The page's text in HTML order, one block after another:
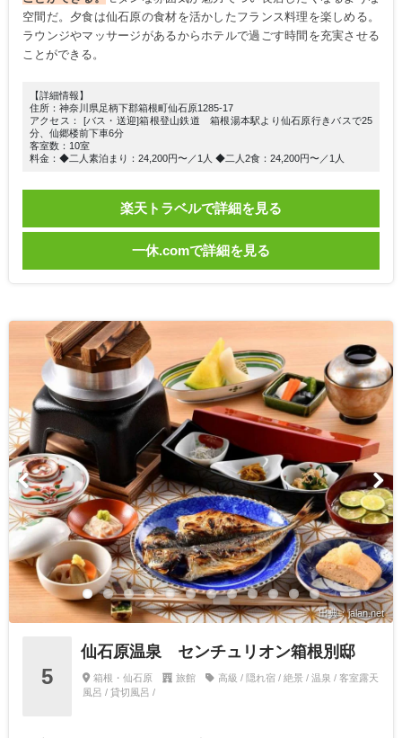
空間だ。夕食は仙石原の食材を活かしたフランス料理を楽しめる。
ラウンジやマッサージがあるからホテルで過ごす時間を充実させる
ことができる。
【詳細情報】
住所：神奈川県足柄下郡箱根町仙石原1285-17
アクセス： [バス・送迎]箱根登山鉄道 箱根湯本駅より仙石原行きバスで25
分、仙郷楼前下車6分
客室数：10室
料金：◆二人素泊まり：24,200円〜／1人 ◆二人2食：24,200円〜／1人
楽天トラベルで詳細を見る
一休.comで詳細を見る
出典：jalan.net
5
仙石原温泉 センチュリオン箱根別邸
箱根・仙石原 旅館
高級 / 隠れ宿 / 絶景 / 温泉 / 客室露天
風呂 / 貸切風呂 /